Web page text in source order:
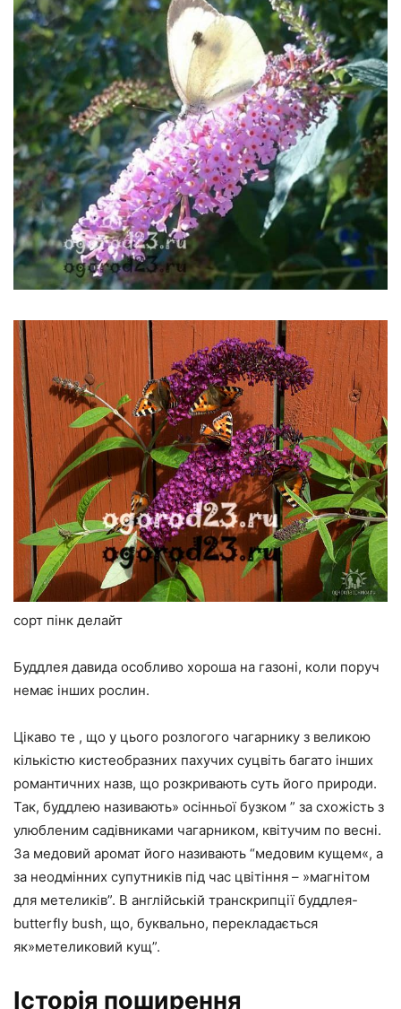
сорт пінк делайт
Буддлея давида особливо хороша на газоні, коли поруч
немає інших рослин.
Цікаво те , що у цього розлогого чагарнику з великою
кількістю кистеобразних пахучих суцвіть багато інших
романтичних назв, що розкривають суть його природи.
Так, буддлею називають» осінньої бузком ” за схожість з
улюбленим садівниками чагарником, квітучим по весні.
За медовий аромат його називають “медовим кущем«, а
за неодмінних супутників під час цвітіння – »магнітом
для метеликів”. В англійській транскрипції буддлея-
butterfly bush, що, буквально, перекладається
як»метеликовий кущ”.
Історія поширення